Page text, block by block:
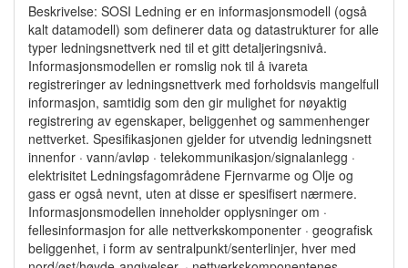
Beskrivelse: SOSI Ledning er en informasjonsmodell (også
kalt datamodell) som definerer data og datastrukturer for alle
typer ledningsnettverk ned til et gitt detaljeringsnivå.
Informasjonsmodellen er romslig nok til å ivareta
registreringer av ledningsnettverk med forholdsvis mangelfull
informasjon, samtidig som den gir mulighet for nøyaktig
registrering av egenskaper, beliggenhet og sammenhenger
nettverket. Spesifikasjonen gjelder for utvendig ledningsnett
innenfor · vann/avløp · telekommunikasjon/signalanlegg ·
elektrisitet Ledningsfagområdene Fjernvarme og Olje og
gass er også nevnt, uten at disse er spesifisert nærmere.
Informasjonsmodellen inneholder opplysninger om ·
fellesinformasjon for alle nettverkskomponenter · geografisk
beliggenhet, i form av sentralpunkt/senterlinjer, hver med